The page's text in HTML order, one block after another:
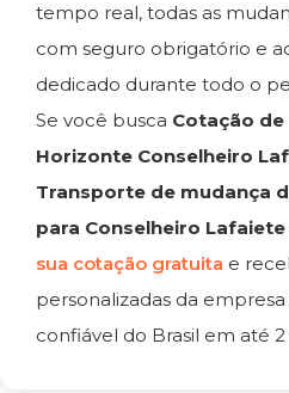
tempo real, todas as
com seguro obrigatório e
dedicado durante todo o
Se você busca Cotação
Horizonte Conselheiro
Transporte de mudança
para Conselheiro Lafaiete
sua cotação gratuita e
personalizadas da
confiável do Brasil em até 2